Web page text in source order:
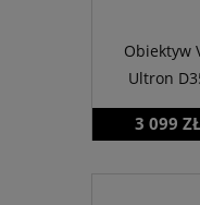
Obiektyw
Ultron
3 099 ZŁ